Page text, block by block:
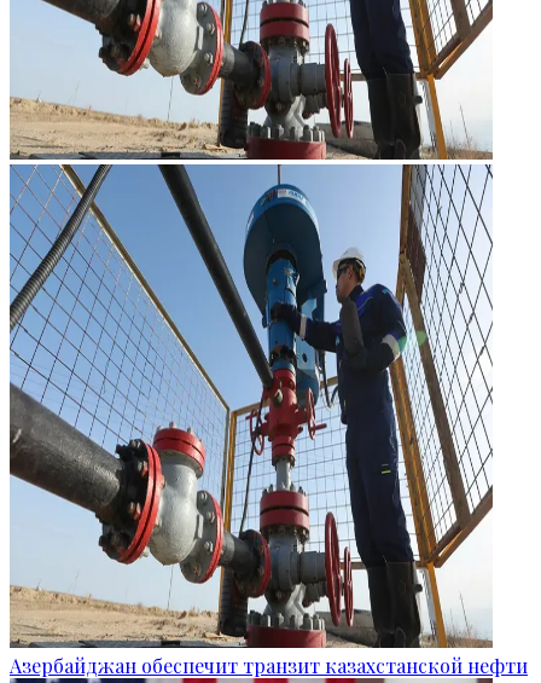
Азербайджан обеспечит транзит казахстанской нефти